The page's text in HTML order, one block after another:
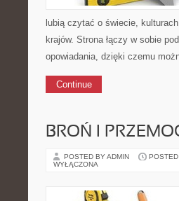
lubią czytać o świecie,
krajów. Strona łączy w sobie
opowiadania, dzięki czemu
Continue
BROŃ I
POSTED BY ADMIN
WYŁĄCZONA